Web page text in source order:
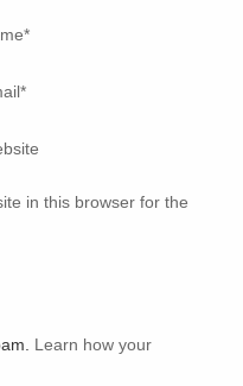
*
*
in this browser for the
Learn how your